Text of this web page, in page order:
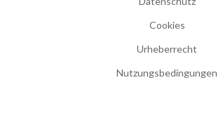
Cookies
Urheberrecht
Nutzungsbedingungen